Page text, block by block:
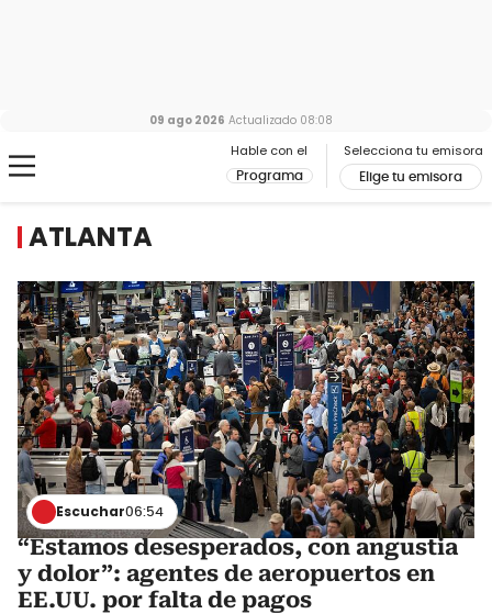
Hable con el
Programa
Selecciona tu emisora
Elige tu emisora
09 ago 2026 Actualizado 08:08
ATLANTA
Escuchar06:54
“Estamos desesperados, con angustia
y dolor”: agentes de aeropuertos en
EE.UU. por falta de pagos